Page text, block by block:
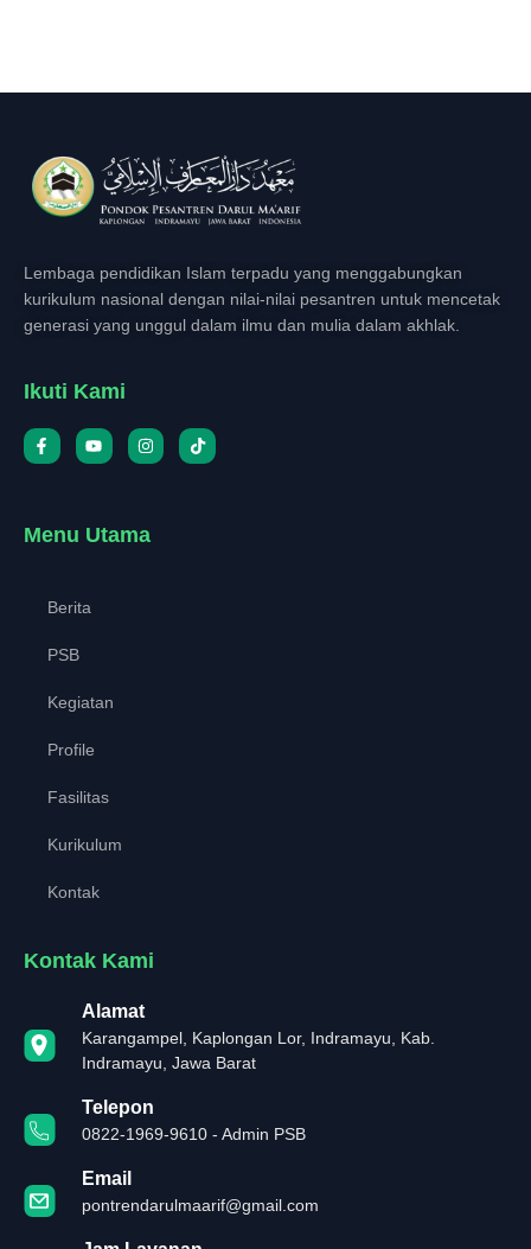
Lembaga pendidikan Islam terpadu yang menggabungkan
kurikulum nasional dengan nilai-nilai pesantren untuk mencetak
generasi yang unggul dalam ilmu dan mulia dalam akhlak.
Ikuti Kami
Menu Utama
Berita
PSB
Kegiatan
Profile
Fasilitas
Kurikulum
Kontak
Kontak Kami
Alamat
Karangampel, Kaplongan Lor, Indramayu, Kab.
Indramayu, Jawa Barat
Telepon
0822-1969-9610 - Admin PSB
Email
pontrendarulmaarif@gmail.com